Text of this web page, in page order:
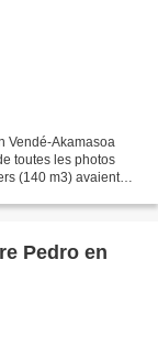
Vendé-Akamasoa
toutes les photos
(140 m3) avaient
Pedro en